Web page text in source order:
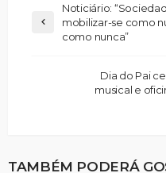
Noticiário:
mobilizar-se como
como nunca”
Dia do Pai
musical e
TAMBÉM PODERÁ